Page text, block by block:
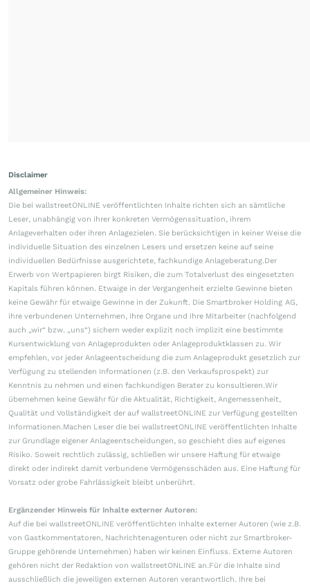
Disclaimer
Allgemeiner Hinweis:
Die bei wallstreetONLINE veröffentlichten Inhalte richten sich an sämtliche
Leser, unabhängig von ihrer konkreten Vermögenssituation, ihrem
Anlageverhalten oder ihren Anlagezielen. Sie berücksichtigen in keiner Weise die
individuelle Situation des einzelnen Lesers und ersetzen keine auf seine
individuellen Bedürfnisse ausgerichtete, fachkundige Anlageberatung.Der
Erwerb von Wertpapieren birgt Risiken, die zum Totalverlust des eingesetzten
Kapitals führen können. Etwaige in der Vergangenheit erzielte Gewinne bieten
keine Gewähr für etwaige Gewinne in der Zukunft. Die Smartbroker Holding AG,
ihre verbundenen Unternehmen, ihre Organe und ihre Mitarbeiter (nachfolgend
auch „wir“ bzw. „uns“) sichern weder explizit noch implizit eine bestimmte
Kursentwicklung von Anlageprodukten oder Anlageproduktklassen zu. Wir
empfehlen, vor jeder Anlageentscheidung die zum Anlageprodukt gesetzlich zur
Verfügung zu stellenden Informationen (z.B. den Verkaufsprospekt) zur
Kenntnis zu nehmen und einen fachkundigen Berater zu konsultieren.Wir
übernehmen keine Gewähr für die Aktualität, Richtigkeit, Angemessenheit,
Qualität und Vollständigkeit der auf wallstreetONLINE zur Verfügung gestellten
Informationen.Machen Leser die bei wallstreetONLINE veröffentlichten Inhalte
zur Grundlage eigener Anlageentscheidungen, so geschieht dies auf eigenes
Risiko. Soweit rechtlich zulässig, schließen wir unsere Haftung für etwaige
direkt oder indirekt damit verbundene Vermögensschäden aus. Eine Haftung für
Vorsatz oder grobe Fahrlässigkeit bleibt unberührt.
Ergänzender Hinweis für Inhalte externer Autoren:
Auf die bei wallstreetONLINE veröffentlichten Inhalte externer Autoren (wie z.B.
von Gastkommentatoren, Nachrichtenagenturen oder nicht zur Smartbroker-
Gruppe gehörende Unternehmen) haben wir keinen Einfluss. Externe Autoren
gehören nicht der Redaktion von wallstreetONLINE an.Für die Inhalte sind
ausschließlich die jeweiligen externen Autoren verantwortlich. Ihre bei